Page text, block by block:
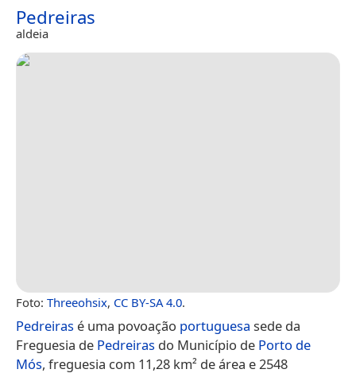
Pedreiras
aldeia
Foto: Threeohsix, CC BY-SA 4.0.
Pedreiras é uma povoação portuguesa sede da
Freguesia de Pedreiras do Município de Porto de
Mós, freguesia com 11,28 km² de área e 2548